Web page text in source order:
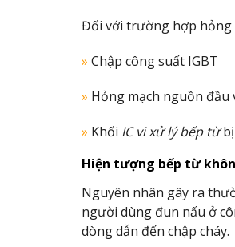
Đối với trường hợp hỏng
» Chập công suất IGBT
» Hỏng mạch nguồn đầu
» Khối IC vi xử lý bếp từbị
Hiện tượng bếp từ
Nguyên nhân gây ra
người dùng đun nấu ở
dòng dẫn đến chập cháy.